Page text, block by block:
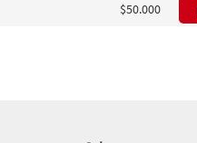
$50.000